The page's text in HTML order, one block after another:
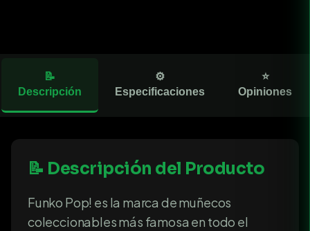
📝
Descripción
⚙️
Especificaciones
⭐
Opiniones
📝 Descripción del Producto
Funko Pop! es la marca de muñecos
coleccionables más famosa en todo el